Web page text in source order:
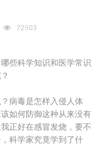
72503
些科学知识和医学常识
病毒是怎样入侵人体
如何防御这种从来没有
正好在感冒发烧，要不
科学家究竟学到了什